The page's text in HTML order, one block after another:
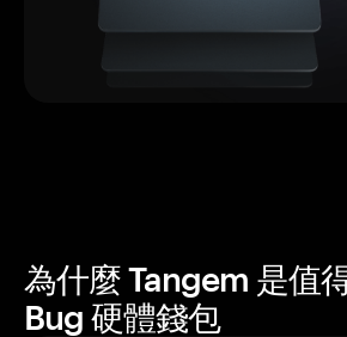
為什麼 Tangem 是值
Bug 硬體錢包